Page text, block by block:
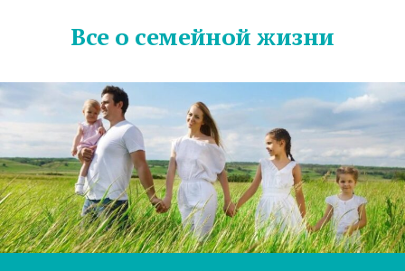
Все о семейной жизни